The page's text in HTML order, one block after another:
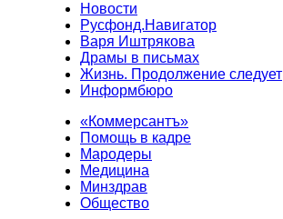
Новости
Русфонд.Навигатор
Варя Иштрякова
Драмы в письмах
Жизнь. Продолжение следует
Информбюро
«Коммерсантъ»
Помощь в кадре
Мародеры
Медицина
Минздрав
Общество